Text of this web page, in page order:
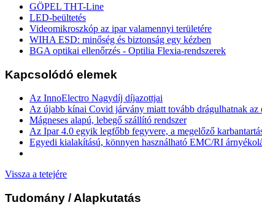
GÖPEL THT-Line
LED-beültetés
Videomikroszkóp az ipar valamennyi területére
WIHA ESD: minőség és biztonság egy kézben
BGA optikai ellenőrzés - Optilia Flexia-rendszerek
Kapcsolódó elemek
Az InnoElectro Nagydíj díjazottjai
Az újabb kínai Covid járvány miatt tovább drágulhatnak az
Mágneses alapú, lebegő szállító rendszer
Az Ipar 4.0 egyik legfőbb fegyvere, a megelőző
Egyedi kialakítású, könnyen használható EMC/RI
Vissza a tetejére
Tudomány / Alapkutatás